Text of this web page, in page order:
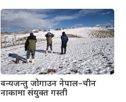
वन्यजन्तु जोगाउन नेपाल–चीन
नाकामा संयुक्त गस्ती